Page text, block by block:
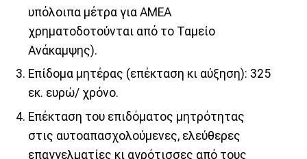
υπόλοιπα μέτρα για ΑΜΕΑ
χρηματοδοτούνται από το Ταμείο
Ανάκαμψης).
Επίδομα μητέρας (επέκταση κι αύξηση): 325
εκ. ευρώ/ χρόνο.
Επέκταση του επιδόματος μητρότητας
στις αυτοαπασχολούμενες, ελεύθερες
επαγγελματίες κι αγρότισσες από τους